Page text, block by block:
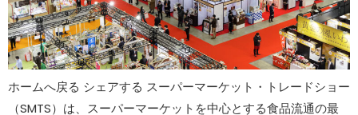
ホームへ戻る シェアする スーパーマーケット・トレードショー
（SMTS）は、スーパーマーケットを中心とする食品流通の最